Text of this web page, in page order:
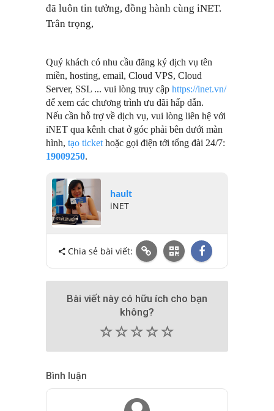
đã luôn tin tưởng, đồng hành cùng iNET.
Trân trọng,
Quý khách có nhu cầu đăng ký dịch vụ tên
miền, hosting, email, Cloud VPS, Cloud
Server, SSL ... vui lòng truy cập https://inet.vn/
để xem các chương trình ưu đãi hấp dẫn.
Nếu cần hỗ trợ về dịch vụ, vui lòng liên hệ với
iNET qua kênh chat ở góc phải bên dưới màn
hình, tạo ticket hoặc gọi điện tới tổng đài 24/7:
19009250.
hault
iNET
Chia sẻ bài viết:
Bài viết này có hữu ích cho bạn
không?
(
(
(
(
(
Bình luận